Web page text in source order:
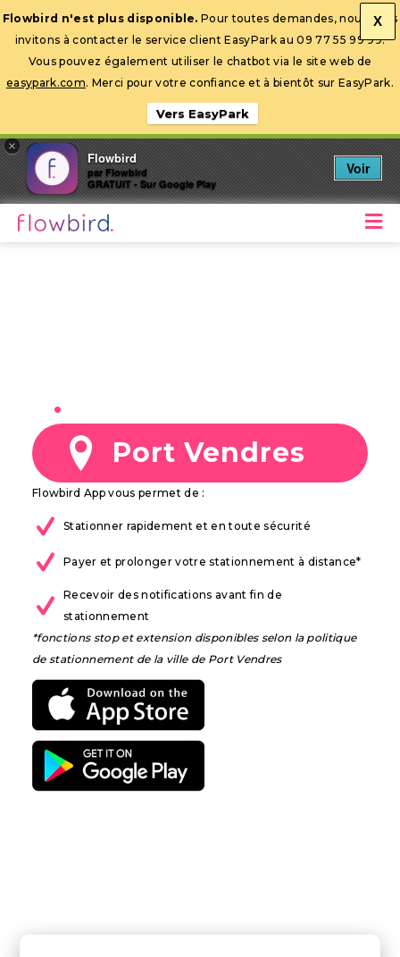
Ouvrir la barre d’outils
X
Flowbird n'est plus disponible. Pour toutes demandes, nous vous
invitons à contacter le service client EasyPark au 09 77 55 99 99.
Vous pouvez également utiliser le chatbot via le site web de
easypark.com. Merci pour votre confiance et à bientôt sur EasyPark.
Vers EasyPark
×
Flowbird
par Flowbird
GRATUIT - Sur Google Play
Voir
Port Vendres
Flowbird App vous permet de :
Stationner rapidement et en toute sécurité
Payer et prolonger votre stationnement à distance*
Recevoir des notifications avant fin de
stationnement
*fonctions stop et extension disponibles selon la politique
de stationnement de la ville de Port Vendres